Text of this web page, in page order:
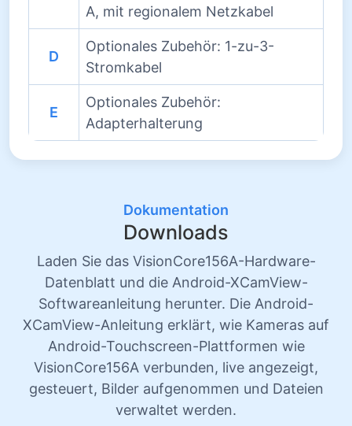
A, mit regionalem Netzkabel
D
Optionales Zubehör: 1-zu-3-
Stromkabel
E
Optionales Zubehör:
Adapterhalterung
Dokumentation
Downloads
Laden Sie das VisionCore156A-Hardware-
Datenblatt und die Android-XCamView-
Softwareanleitung herunter. Die Android-
XCamView-Anleitung erklärt, wie Kameras auf
Android-Touchscreen-Plattformen wie
VisionCore156A verbunden, live angezeigt,
gesteuert, Bilder aufgenommen und Dateien
verwaltet werden.